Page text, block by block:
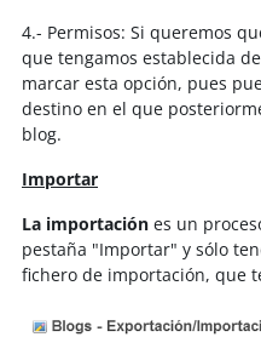
4.- Permisos: Si queremos
que tengamos establecida
marcar esta opción, pues
destino en el que
blog.
Importar
La importación es un
pestaña "Importar" y sólo
fichero de importación, que